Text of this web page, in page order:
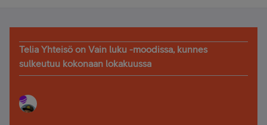
Telia Yhteisö on Vain luku -moodissa, kunnes
sulkeutuu kokonaan lokakuussa